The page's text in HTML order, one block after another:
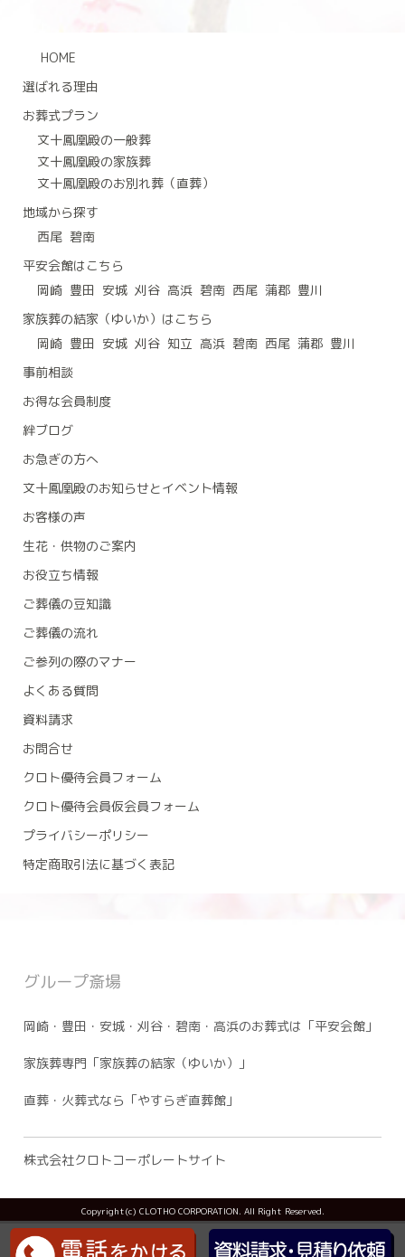
HOME
選ばれる理由
お葬式プラン
文十鳳凰殿の一般葬
文十鳳凰殿の家族葬
文十鳳凰殿のお別れ葬（直葬）
地域から探す
西尾 碧南
平安会館はこちら
岡崎 豊田 安城 刈谷 高浜 碧南 西尾 蒲郡 豊川
家族葬の結家（ゆいか）はこちら
岡崎 豊田 安城 刈谷 知立 高浜 碧南 西尾 蒲郡 豊川
事前相談
お得な会員制度
絆ブログ
お急ぎの方へ
文十鳳凰殿のお知らせとイベント情報
お客様の声
生花・供物のご案内
お役立ち情報
ご葬儀の豆知識
ご葬儀の流れ
ご参列の際のマナー
よくある質問
資料請求
お問合せ
クロト優待会員フォーム
クロト優待会員仮会員フォーム
プライバシーポリシー
特定商取引法に基づく表記
グループ斎場
岡崎・豊田・安城・刈谷・碧南・高浜のお葬式は「平安会館」
家族葬専門「家族葬の結家（ゆいか）」
直葬・火葬式なら「やすらぎ直葬館」
株式会社クロトコーポレートサイト
Copyright(c) CLOTHO CORPORATION. All Right Reserved.